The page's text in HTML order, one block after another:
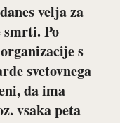
velja za
smrti. Po
s
svetovnega
da ima
vsaka peta